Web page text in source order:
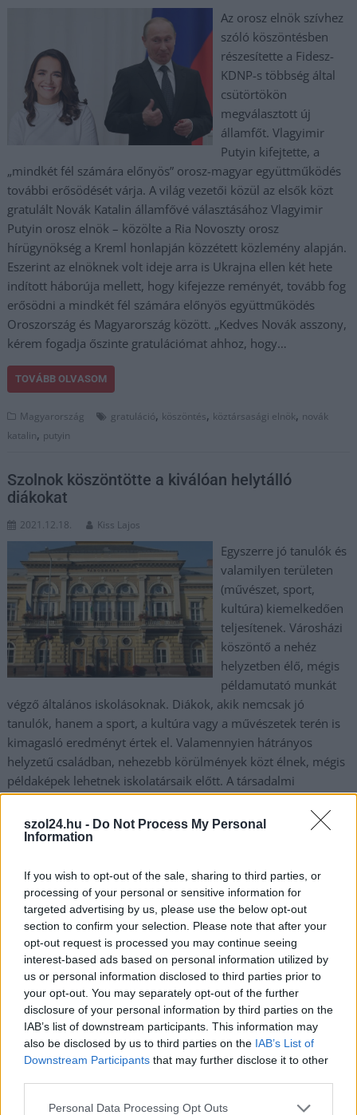
szol24.hu - Do Not Process My Personal
Information
If you wish to opt-out of the sale, sharing to third parties, or
processing of your personal or sensitive information for
targeted advertising by us, please use the below opt-out
section to confirm your selection. Please note that after your
opt-out request is processed you may continue seeing
interest-based ads based on personal information utilized by
us or personal information disclosed to third parties prior to
your opt-out. You may separately opt-out of the further
disclosure of your personal information by third parties on the
IAB’s list of downstream participants. This information may
also be disclosed by us to third parties on the IAB’s List of
Downstream Participants that may further disclose it to other
Please note that this website/app uses one or more Google
Personal Data Processing Opt Outs
Az orosz elnök szívhez
szóló köszöntésben
részesítette a Fidesz-
KDNP-s többség által
csütörtökön
megválasztott új
államfőt. Vlagyimir
Putyin kifejtette, a
„mindkét fél számára előnyös” orosz-magyar együttműködés
további erősödését várja. A világ vezetői közül az elsők közt
gratulált Novák Katalin államfővé választásához Vlagyimir
Putyin orosz elnök – közölte a Ria Novoszty orosz
hírügynökség a Kreml honlapján közzétett közlemény alapján.
Eszerint az elnöknek volt ideje arra is Ukrajna ellen két hete
indított háborúja mellett, hogy kifejezze reményét, tovább fog
erősödni a mindkét fél számára előnyös együttműködés
Oroszország és Magyarország között. „Kedves Novák asszony,
kérem fogadja őszinte gratulációmat ahhoz, hogy…
TOVÁBB OLVASOM
Magyarország gratuláció, köszöntés, köztársasági elnök, novák
katalin, putyin
Szolnok köszöntötte a kiválóan helytálló
diákokat
2021.12.18. Kiss Lajos
Egyszerre jó tanulók és
valamilyen területen
(művészet, sport,
kultúra) kiemelkedően
teljesítenek. Városházi
köszöntő a nehéz
helyzetben élő, mégis
példamutató munkát
végző általános iskolásoknak. Diákok, akik nemcsak jó
tanulók, hanem a sport, a kultúra vagy a művészetek terén is
kimagasló eredményt értek el. Valamennyien hátrányos
helyzetű családban, nehezebb körülmények közt élnek, mégis
példaképek lehetnek iskolatársaik előtt. A társadalmi
felzárkózás jegyében jutalmazta őket a város. Ahogyan azt a
polgármester mondta, senkit nem érhet tanulmányaiban
hátrány csak azért, mert nehezebb körülmények között él.
város…
TOVÁBB OLVASOM
Szolnok általános iskolák,diákok ,köszöntés,Szolnok,városháza
Károly bácsi 101 éves, meg is osztotta a hosszú
élet titkát
2021.10.06. Kiss Lajos
Nem kérdés, hogy
szerencse is kell hozzá,
de a gyógyszermentes